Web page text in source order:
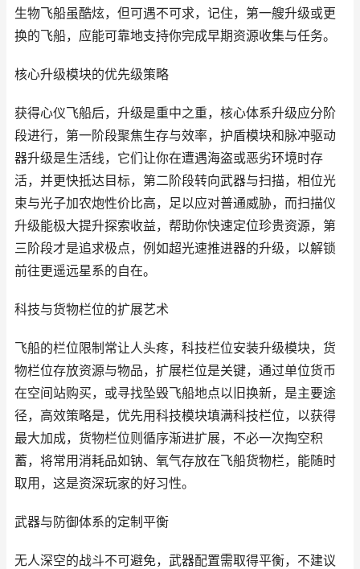
生物飞船虽酷炫，但可遇不可求，记住，第一艘升级或更
换的飞船，应能可靠地支持你完成早期资源收集与任务。
核心升级模块的优先级策略
获得心仪飞船后，升级是重中之重，核心体系升级应分阶
段进行，第一阶段聚焦生存与效率，护盾模块和脉冲驱动
器升级是生活线，它们让你在遭遇海盗或恶劣环境时存
活，并更快抵达目标，第二阶段转向武器与扫描，相位光
束与光子加农炮性价比高，足以应对普通威胁，而扫描仪
升级能极大提升探索收益，帮助你快速定位珍贵资源，第
三阶段才是追求极点，例如超光速推进器的升级，以解锁
前往更遥远星系的自在。
科技与货物栏位的扩展艺术
飞船的栏位限制常让人头疼，科技栏位安装升级模块，货
物栏位存放资源与物品，扩展栏位是关键，通过单位货币
在空间站购买，或寻找坠毁飞船地点以旧换新，是主要途
径，高效策略是，优先用科技模块填满科技栏位，以获得
最大加成，货物栏位则循序渐进扩展，不必一次掏空积
蓄，将常用消耗品如钠、氧气存放在飞船货物栏，能随时
取用，这是资深玩家的好习性。
武器与防御体系的定制平衡
无人深空的战斗不可避免，武器配置需取得平衡，不建议